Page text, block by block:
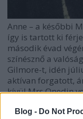
Blog - Do Not
Anne – a későbbi
így is tartott ki
második évad
színésznő a
Gilmore-t, idén
aktívan forgatott,
kívül Mrs Onedin
, míg a
brit kollégáját.